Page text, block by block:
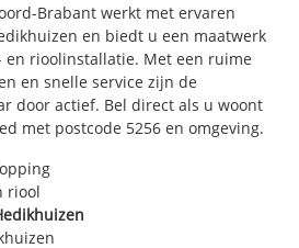
Brabant werkt met ervaren
en biedt u een maatwerk
en rioolinstallatie. Met een ruime
en snelle service zijn de
door actief. Bel direct als u woont
met postcode 5256 en omgeving.
riool